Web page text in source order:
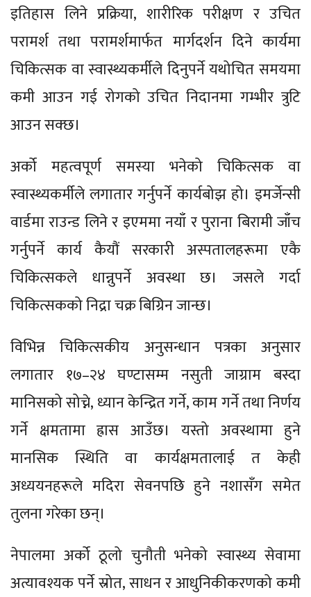
इतिहास लिने प्रक्रिया, शारीरिक परीक्षण र उचित
परामर्श तथा परामर्शमार्फत मार्गदर्शन दिने कार्यमा
चिकित्सक वा स्वास्थ्यकर्मीले दिनुपर्ने यथोचित समयमा
कमी आउन गई रोगको उचित निदानमा गम्भीर त्रुटि
आउन सक्छ।
अर्को महत्वपूर्ण समस्या भनेको चिकित्सक वा
स्वास्थ्यकर्मीले लगातार गर्नुपर्ने कार्यबोझ हो। इमर्जेन्सी
वार्डमा राउन्ड लिने र इएममा नयाँ र पुराना बिरामी जाँच
गर्नुपर्ने कार्य कैयौं सरकारी अस्पतालहरूमा एकै
चिकित्सकले धान्नुपर्ने अवस्था छ। जसले गर्दा
चिकित्सकको निद्रा चक्र बिग्रिन जान्छ।
विभिन्न चिकित्सकीय अनुसन्धान पत्रका अनुसार
लगातार १७–२४ घण्टासम्म नसुती जाग्राम बस्दा
मानिसको सोच्ने, ध्यान केन्द्रित गर्ने, काम गर्ने तथा निर्णय
गर्ने क्षमतामा ह्रास आउँछ। यस्तो अवस्थामा हुने
मानसिक स्थिति वा कार्यक्षमतालाई त केही
अध्ययनहरूले मदिरा सेवनपछि हुने नशासँग समेत
तुलना गरेका छन्।
नेपालमा अर्को ठूलो चुनौती भनेको स्वास्थ्य सेवामा
अत्यावश्यक पर्ने स्रोत, साधन र आधुनिकीकरणको कमी